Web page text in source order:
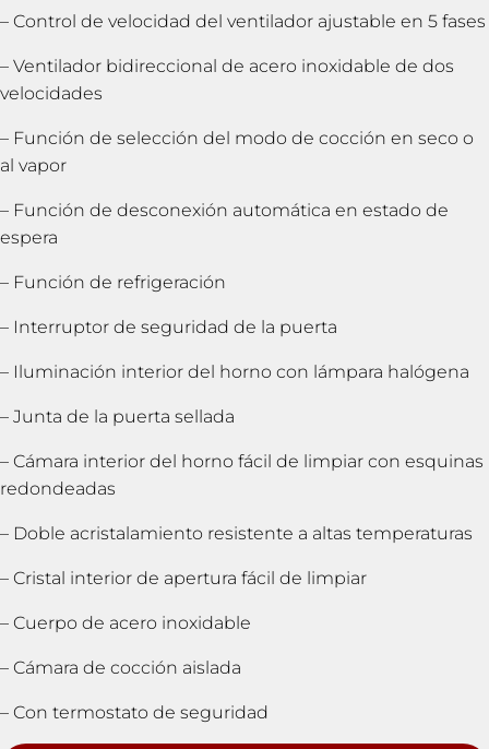
– Control de velocidad del ventilador ajustable en 5 fases
– Ventilador bidireccional de acero inoxidable de dos
velocidades
– Función de selección del modo de cocción en seco o
al vapor
– Función de desconexión automática en estado de
espera
– Función de refrigeración
– Interruptor de seguridad de la puerta
– Iluminación interior del horno con lámpara halógena
– Junta de la puerta sellada
– Cámara interior del horno fácil de limpiar con esquinas
redondeadas
– Doble acristalamiento resistente a altas temperaturas
– Cristal interior de apertura fácil de limpiar
– Cuerpo de acero inoxidable
– Cámara de cocción aislada
– Con termostato de seguridad